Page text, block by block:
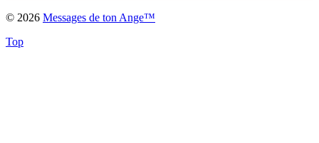
© 2026 Messages de ton Ange™
Top